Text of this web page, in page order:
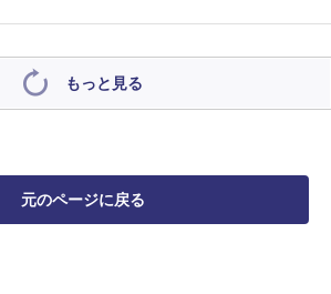
もっと見る
元のページに戻る